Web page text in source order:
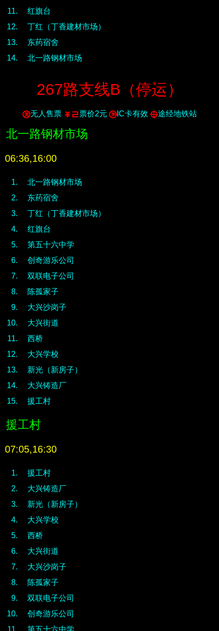
红旗台
丁红（丁香建材市场）
东药宿舍
北一路钢材市场
267路支线B （停运）
无人售票 票价2元 IC卡有效 途经地铁站
北一路钢材市场
06:36,16:00
北一路钢材市场
东药宿舍
丁红（丁香建材市场）
红旗台
第五十六中学
创奇游乐公司
双联电子公司
陈孤家子
大兴沙岗子
大兴街道
西桥
大兴学校
新光（新房子）
大兴铸造厂
援工村
援工村
07:05,16:30
援工村
大兴铸造厂
新光（新房子）
大兴学校
西桥
大兴街道
大兴沙岗子
陈孤家子
双联电子公司
创奇游乐公司
第五十六中学